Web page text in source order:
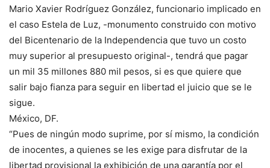
Mario Xavier Rodríguez González, funcionario implicado en
el caso Estela de Luz, -monumento construido con motivo
del Bicentenario de la Independencia que tuvo un costo
muy superior al presupuesto original-, tendrá que pagar
un mil 35 millones 880 mil pesos, si es que quiere que
salir bajo fianza para seguir en libertad el juicio que se le
sigue.
México, DF.
“Pues de ningún modo suprime, por sí mismo, la condición
de inocentes, a quienes se les exige para disfrutar de la
libertad provisional la exhibición de una garantía por el